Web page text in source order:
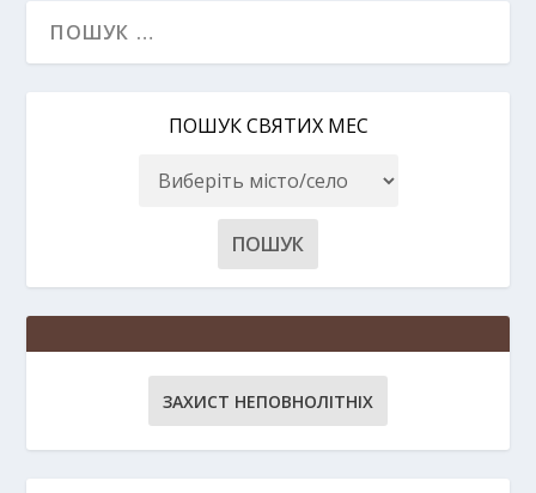
ПОШУК СВЯТИХ МЕС
ЗАХИСТ НЕПОВНОЛІТНІХ